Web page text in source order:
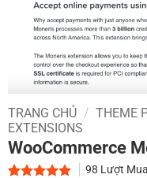
TRANG CHỦ / THEME
EXTENSIONS
WooCommerce
98 Lượt Mua